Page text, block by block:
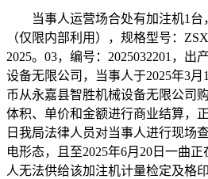
当事人运营场合处有加注机1台
（仅限内部利用），规格型号：
2025。03，编号：2025032201，出
设备无限公司，当事人于2025年3月
币从永嘉县智胜机械设备无限公司
体积、单价和金额进行商业结算，
日我局法律人员对当事人进行现场
电形态，且至2025年6月20日一曲
人无法供给该加注机计量检定及格